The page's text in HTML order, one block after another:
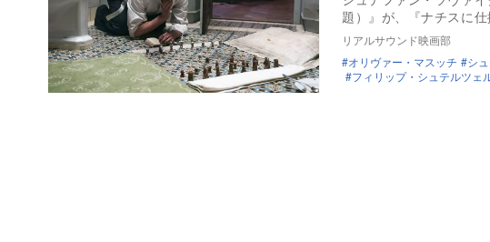
題）』が、『ナチスに
リアルサウンド映画部
オリヴァー・マスッチ
シ
フィリップ・シュテルツェ